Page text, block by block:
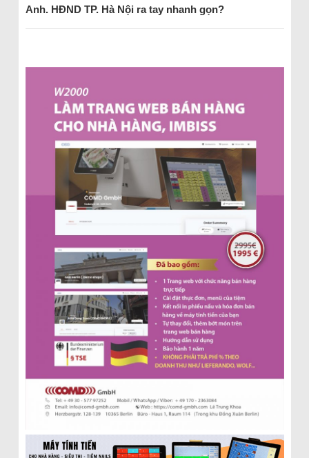
Anh. HĐND TP. Hà Nội ra tay nhanh gọn?